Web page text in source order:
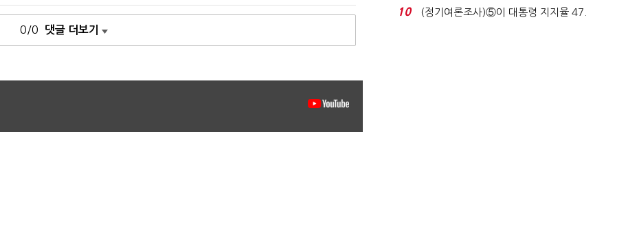
0/0 댓글 더보기
억달러에 '3% 성...
10
(정기여론조사)⑤이 대통령 지지율 47.